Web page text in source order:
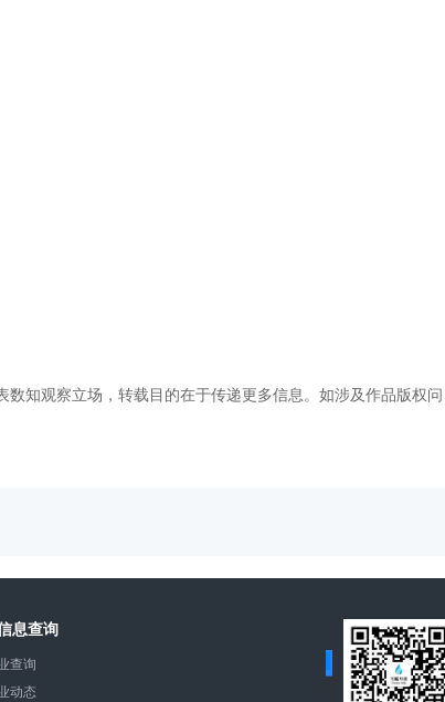
知观察立场，转载目的在于传递更多信息。如涉及作品版权问
息查询
查询
动态
联